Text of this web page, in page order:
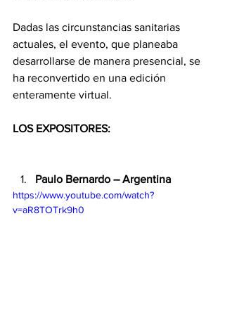
Dadas las circunstancias sanitarias
actuales, el evento, que planeaba
desarrollarse de manera presencial, se
ha reconvertido en una edición
enteramente virtual.
LOS EXPOSITORES:
Paulo Bernardo – Argentina
https://www.youtube.com/watch?
v=aR8TOTrk9h0